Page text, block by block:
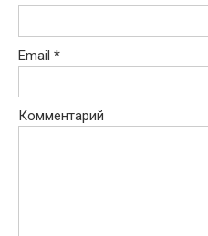
Email *
Комментарий